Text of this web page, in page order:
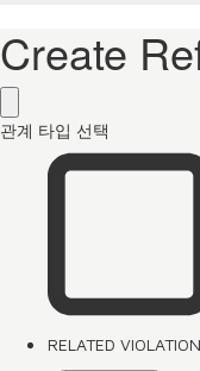
Create
관계 타입 선택
RELATED